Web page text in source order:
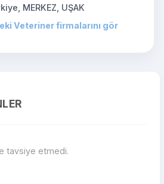
MERKEZ, UŞAK
Veteriner firmalarını gör
tavsiye etmedi.